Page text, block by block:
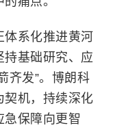
系化推进黄河
基础研究、应
齐发”。博朗科
契机，持续深化
急保障向更智